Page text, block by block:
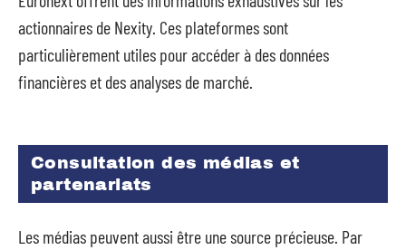
actionnaires de Nexity. Ces plateformes sont
particulièrement utiles pour accéder à des données
financières et des analyses de marché.
Consultation des médias et
partenariats
Les médias peuvent aussi être une source précieuse. Par